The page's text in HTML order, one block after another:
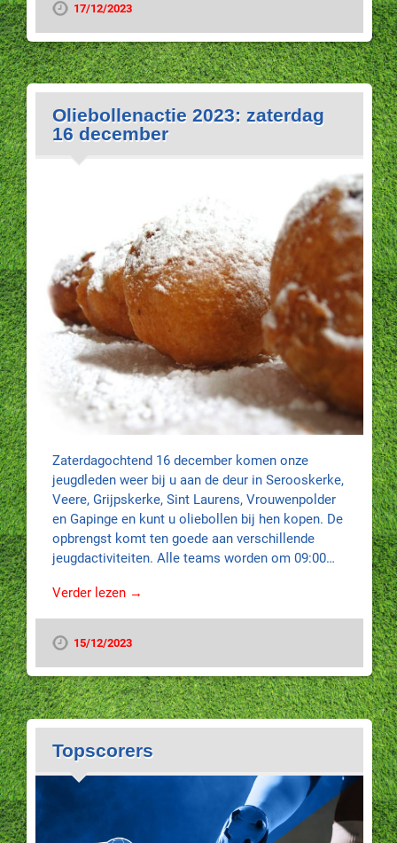
17/12/2023
Oliebollenactie 2023: zaterdag
16 december
Zaterdagochtend 16 december komen onze
jeugdleden weer bij u aan de deur in Serooskerke,
Veere, Grijpskerke, Sint Laurens, Vrouwenpolder
en Gapinge en kunt u oliebollen bij hen kopen. De
opbrengst komt ten goede aan verschillende
jeugdactiviteiten. Alle teams worden om 09:00…
Verder lezen →
15/12/2023
Topscorers